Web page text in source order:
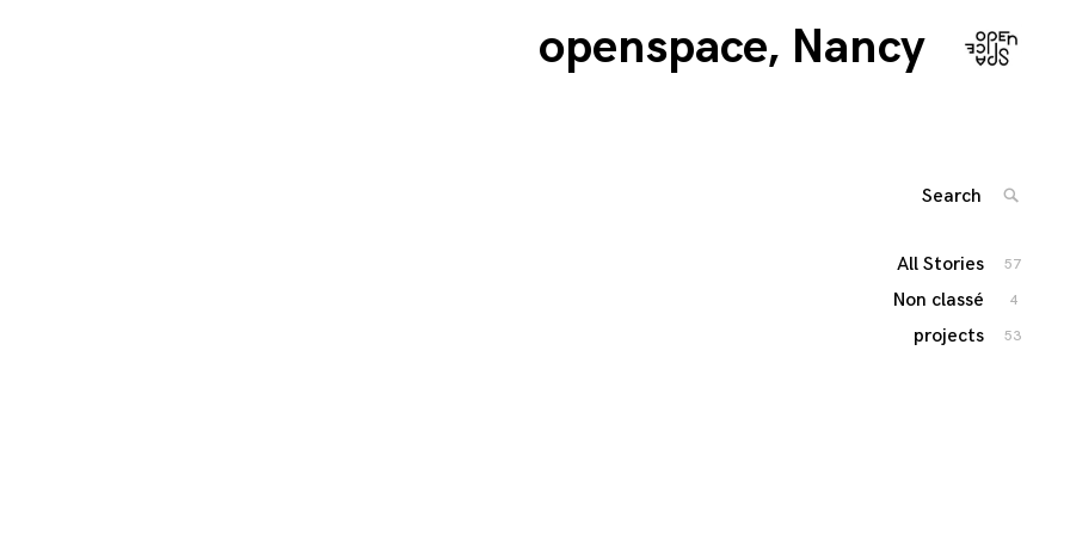
openspace, Nancy
All Stories 57
Non classé 4
projects 53